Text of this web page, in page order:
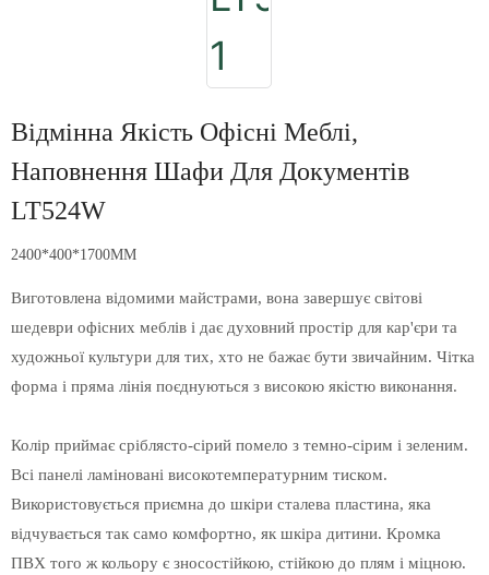
Відмінна Якість Офісні Меблі,
Наповнення Шафи Для Документів
LT524W
2400*400*1700MM
Виготовлена ​​відомими майстрами, вона завершує світові
шедеври офісних меблів і дає духовний простір для кар'єри та
художньої культури для тих, хто не бажає бути звичайним. Чітка
форма і пряма лінія поєднуються з високою якістю виконання.
Колір приймає сріблясто-сірий помело з темно-сірим і зеленим.
Всі панелі ламіновані високотемпературним тиском.
Використовується приємна до шкіри сталева пластина, яка
відчувається так само комфортно, як шкіра дитини. Кромка
ПВХ того ж кольору є зносостійкою, стійкою до плям і міцною.